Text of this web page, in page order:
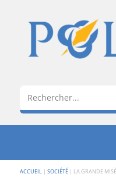
ACCUEIL | SOCIÉTÉ| LA GRANDE